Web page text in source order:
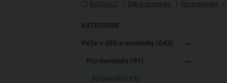
BiOOO.cz / Děti a maminky / Pro maminky /
KATEGORIE
Péče o děti a maminky (643)
Pro maminky (91)
Po porodu (13)